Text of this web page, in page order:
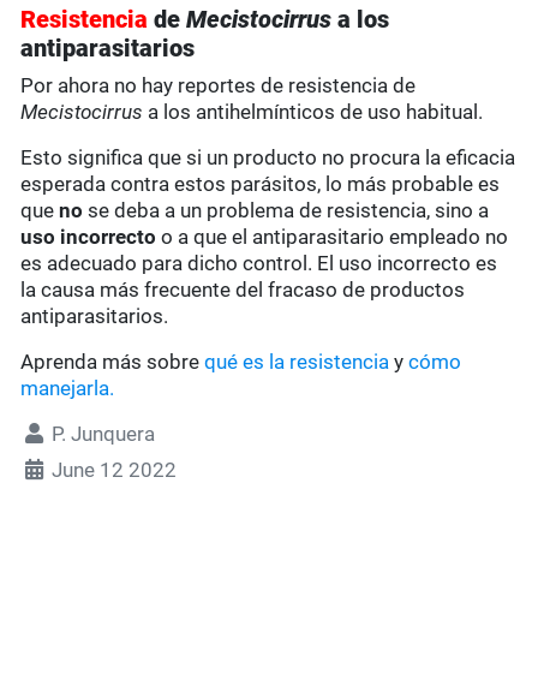
Resistencia deMecistocirrus a los
antiparasitarios
Por ahora no hay reportes de resistencia de
Mecistocirrus a los antihelmínticos de uso habitual.
Esto significa que si un producto no procura la eficacia
esperada contra estos parásitos, lo más probable es
queno se deba a un problema de resistencia, sino a
uso incorrecto o a que el antiparasitario empleado no
es adecuado para dicho control. El uso incorrecto es
la causa más frecuente del fracaso de productos
antiparasitarios.
Aprenda más sobrequé es la resistencia ycómo
manejarla.
P. Junquera
June 12 2022